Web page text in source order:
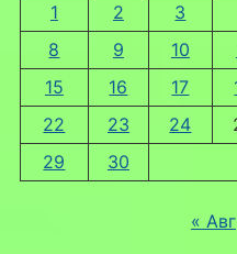
1
2 3
8
9 10
15
16 17
22
23 24
29
30
« Авг